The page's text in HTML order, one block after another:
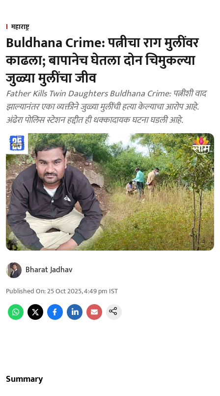
महाराष्ट्र
Buldhana Crime: पत्नीचा राग मुलींवर
काढला; बापानेच घेतला दोन चिमुकल्या
जुळ्या मुलींचा जीव
Father Kills Twin Daughters Buldhana Crime: पत्नीशी वाद
झाल्यानंतर एका व्यक्तीने जुळ्या मुलींची हत्या केल्याचा आरोप आहे.
अंढेरा पोलिस स्टेशन हद्दीत ही धक्कादायक घटना घडली आहे.
Bharat Jadhav
Published On:25 Oct 2025, 4:49 pm IST
Summary